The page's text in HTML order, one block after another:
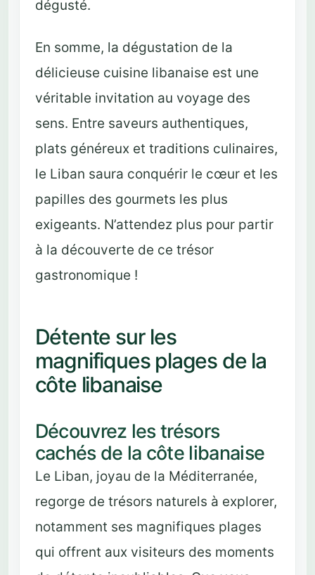
dégusté.
En somme, la dégustation de la
délicieuse cuisine libanaise est une
véritable invitation au voyage des
sens. Entre saveurs authentiques,
plats généreux et traditions culinaires,
le Liban saura conquérir le cœur et les
papilles des gourmets les plus
exigeants. N’attendez plus pour partir
à la découverte de ce trésor
gastronomique !
Détente sur les
magnifiques plages de la
côte libanaise
Découvrez les trésors
cachés de la côte libanaise
Le Liban, joyau de la Méditerranée,
regorge de trésors naturels à explorer,
notamment ses magnifiques plages
qui offrent aux visiteurs des moments